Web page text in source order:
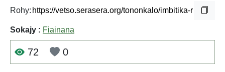
Rohy:
Sokajy : Fiainana
72 0